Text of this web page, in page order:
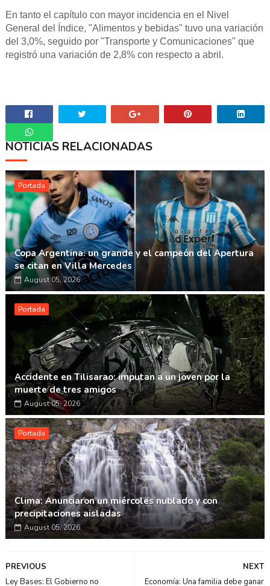
En tanto el capítulo con mayor incidencia en el Nivel
General del Índice, "Alimentos y bebidas" tuvo una variación
del 3,0%, seguido por "Transporte y Comunicaciones" que
registró una variación de 2,8% con respecto a abril.
Whatsapp
NOTICIAS RELACIONADAS
Portada
Copa Argentina: un grande y el campeón del Apertura
se citan en Villa Mercedes
August 05, 2026
Portada
Accidente en Tilisarao: imputan a un joven por la
muerte de tres amigos
August 05, 2026
Portada
Clima: Anunciaron un miércoles nublado y con
precipitaciones aisladas
August 05, 2026
NEXT
Economía: Una familia debe ganar
PREVIOUS
Ley Bases: El Gobierno no